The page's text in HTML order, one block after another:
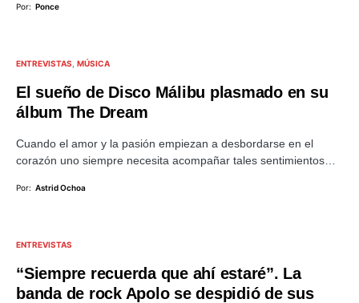
Por: Ponce
ENTREVISTAS MÚSICA
El sueño de Disco Málibu plasmado en su
álbum The Dream
Cuando el amor y la pasión empiezan a desbordarse en el
corazón uno siempre necesita acompañar tales sentimientos…
Por: Astrid Ochoa
ENTREVISTAS
“Siempre recuerda que ahí estaré”. La
banda de rock Apolo se despidió de sus